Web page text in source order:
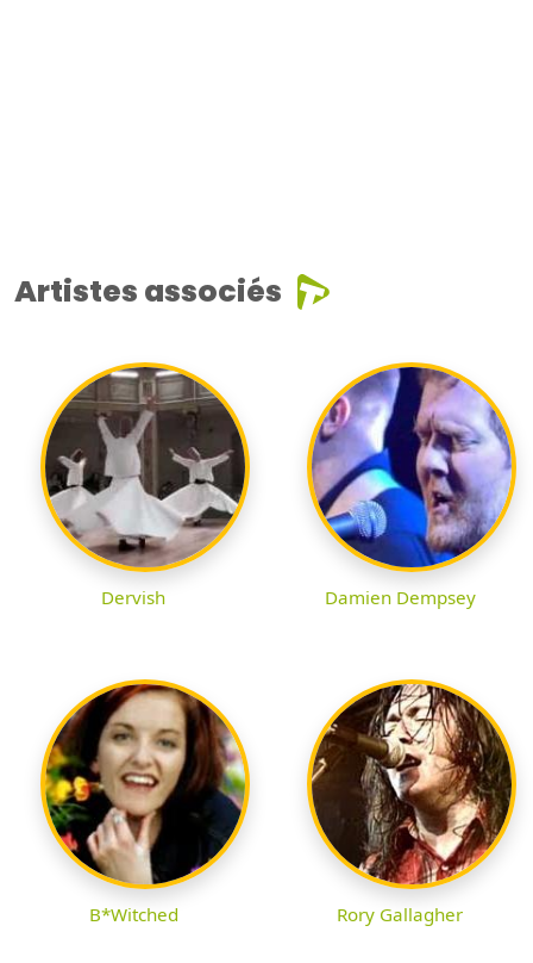
Artistes associés
Dervish Damien Dempsey
B*Witched Rory Gallagher